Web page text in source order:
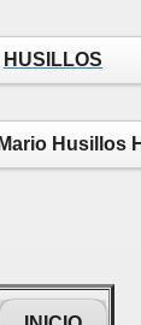
HUSILLOS
Husillos